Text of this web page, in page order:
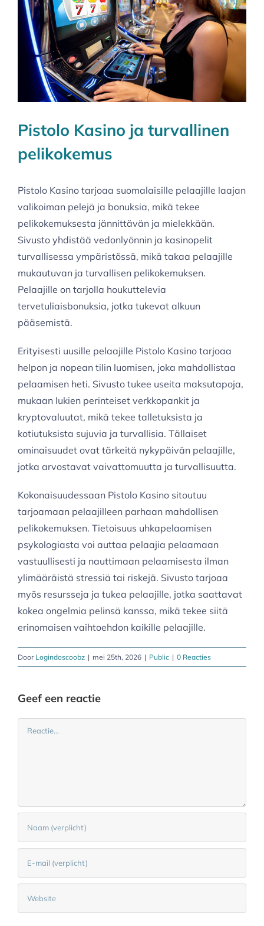
Pistolo Kasino ja turvallinen
pelikokemus
Pistolo Kasino tarjoaa suomalaisille pelaajille laajan
valikoiman pelejä ja bonuksia, mikä tekee
pelikokemuksesta jännittävän ja mielekkään.
Sivusto yhdistää vedonlyönnin ja kasinopelit
turvallisessa ympäristössä, mikä takaa pelaajille
mukautuvan ja turvallisen pelikokemuksen.
Pelaajille on tarjolla houkuttelevia
tervetuliaisbonuksia, jotka tukevat alkuun
pääsemistä.
Erityisesti uusille pelaajille Pistolo Kasino tarjoaa
helpon ja nopean tilin luomisen, joka mahdollistaa
pelaamisen heti. Sivusto tukee useita maksutapoja,
mukaan lukien perinteiset verkkopankit ja
kryptovaluutat, mikä tekee talletuksista ja
kotiutuksista sujuvia ja turvallisia. Tällaiset
ominaisuudet ovat tärkeitä nykypäivän pelaajille,
jotka arvostavat vaivattomuutta ja turvallisuutta.
Kokonaisuudessaan Pistolo Kasino sitoutuu
tarjoamaan pelaajilleen parhaan mahdollisen
pelikokemuksen. Tietoisuus uhkapelaamisen
psykologiasta voi auttaa pelaajia pelaamaan
vastuullisesti ja nauttimaan pelaamisesta ilman
ylimääräistä stressiä tai riskejä. Sivusto tarjoaa
myös resursseja ja tukea pelaajille, jotka saattavat
kokea ongelmia pelinsä kanssa, mikä tekee siitä
erinomaisen vaihtoehdon kaikille pelaajille.
Door Logindoscoobz | mei 25th, 2026 | Public | 0 Reacties
Geef een reactie
Reactie